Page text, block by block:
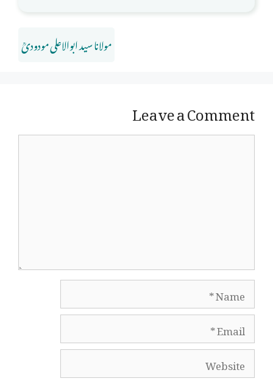
مولانا سید ابوالاعلی مودودیؒ
Leave a Comment
Name
Email
Website